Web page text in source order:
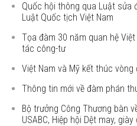
Quốc hội thông qua Luật sửa
Luật Quốc tịch Việt Nam
Tọa đàm 30 năm quan hệ
tác công-tư
Việt Nam và Mỹ kết thúc
Thông tin mới về đàm phán
Bộ trưởng Công Thương bàn
USABC, Hiệp hội Dệt may, giày